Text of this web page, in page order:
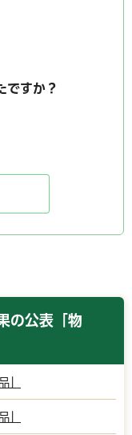
ですか？
の公表「物
」
」